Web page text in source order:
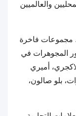
والعالميين
مجموعات فاخرة
المجوهرات في
أميري
بلو صالون،